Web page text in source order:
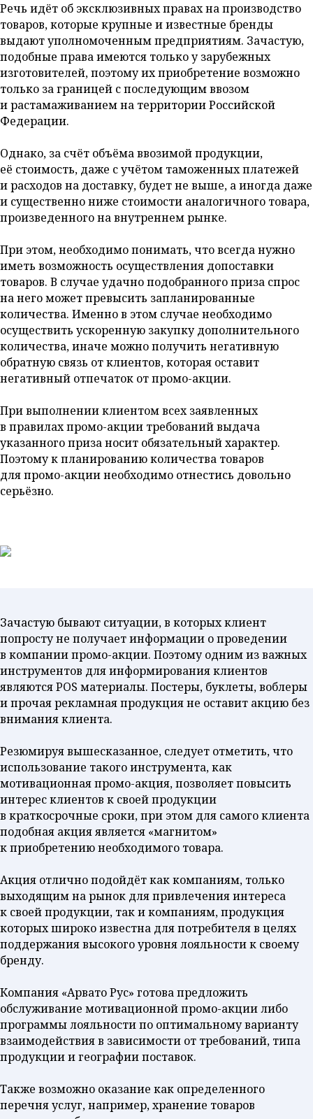
Речь идёт об эксклюзивных правах на производство
товаров, которые крупные и известные бренды
выдают уполномоченным предприятиям. Зачастую,
подобные права имеются только у зарубежных
изготовителей, поэтому их приобретение возможно
только за границей с последующим ввозом
и растамаживанием на территории Российской
Федерации.
Однако, за счёт объёма ввозимой продукции,
её стоимость, даже с учётом таможенных платежей
и расходов на доставку, будет не выше, а иногда даже
и существенно ниже стоимости аналогичного товара,
произведенного на внутреннем рынке.
При этом, необходимо понимать, что всегда нужно
иметь возможность осуществления допоставки
товаров. В случае удачно подобранного приза спрос
на него может превысить запланированные
количества. Именно в этом случае необходимо
осуществить ускоренную закупку дополнительного
количества, иначе можно получить негативную
обратную связь от клиентов, которая оставит
негативный отпечаток от промо-акции.
При выполнении клиентом всех заявленных
в правилах промо-акции требований выдача
указанного приза носит обязательный характер.
Поэтому к планированию количества товаров
для промо-акции необходимо отнестись довольно
серьёзно.
Зачастую бывают ситуации, в которых клиент
попросту не получает информации о проведении
в компании промо-акции. Поэтому одним из важных
инструментов для информирования клиентов
являются POS материалы. Постеры, буклеты, воблеры
и прочая рекламная продукция не оставит акцию без
внимания клиента.
Резюмируя вышесказанное, следует отметить, что
использование такого инструмента, как
мотивационная промо-акция, позволяет повысить
интерес клиентов к своей продукции
в краткосрочные сроки, при этом для самого клиента
подобная акция является «магнитом»
к приобретению необходимого товара.
Акция отлично подойдёт как компаниям, только
выходящим на рынок для привлечения интереса
к своей продукции, так и компаниям, продукция
которых широко известна для потребителя в целях
поддержания высокого уровня лояльности к своему
бренду.
Компания «Арвато Рус» готова предложить
обслуживание мотивационной промо-акции либо
программы лояльности по оптимальному варианту
взаимодействия в зависимости от требований, типа
продукции и географии поставок.
Также возможно оказание как определенного
перечня услуг, например, хранение товаров